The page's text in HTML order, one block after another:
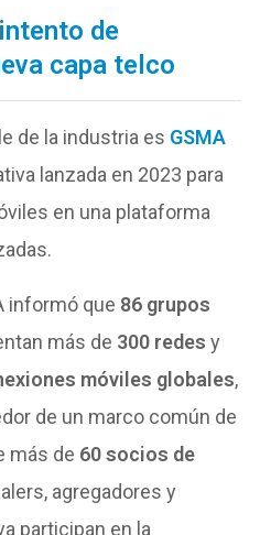
de
capa telco
de la industria es GSMA
lanzada en 2023 para
en una plataforma
informó que 86 grupos
más de 300 redes y
móviles globales,
de un marco común de
más de 60 socios de
agregadores y
participan en la